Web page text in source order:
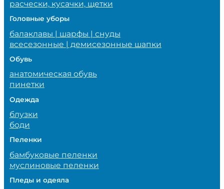
расчески, кусачки, щетки
Головные уборы
балаклавы | шарфы | снуды
всесезонные | демисезонные шапки
Обувь
анатомическая обувь
пинетки
Одежда
блузки
боди
Пеленки
бамбуковые пеленки
муслиновые пеленки
Пледы и одеяла